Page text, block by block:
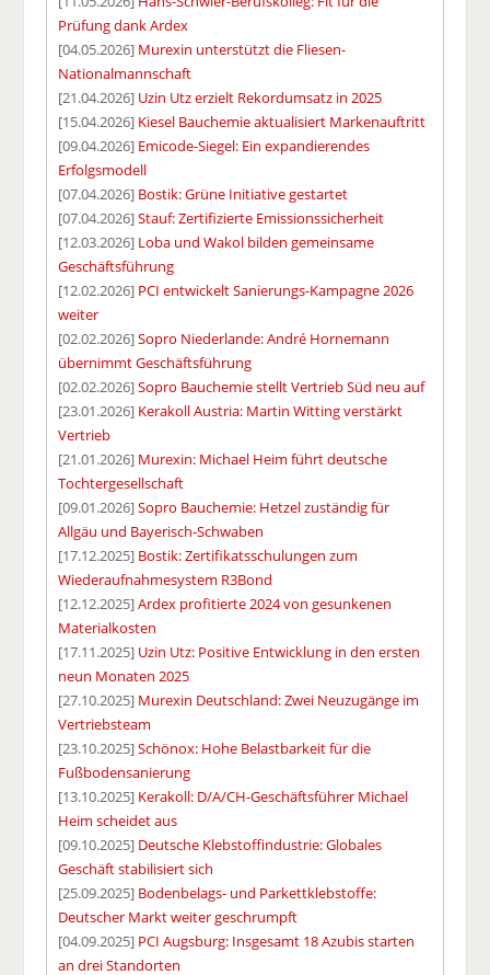
Prüfung dank Ardex
[04.05.2026] Murexin unterstützt die Fliesen-
Nationalmannschaft
[21.04.2026] Uzin Utz erzielt Rekordumsatz in 2025
[15.04.2026] Kiesel Bauchemie aktualisiert Markenauftritt
[09.04.2026] Emicode-Siegel: Ein expandierendes
Erfolgsmodell
[07.04.2026] Bostik: Grüne Initiative gestartet
[07.04.2026]Stauf: Zertifizierte Emissionssicherheit
[12.03.2026] Loba und Wakol bilden gemeinsame
Geschäftsführung
[12.02.2026] PCI entwickelt Sanierungs-Kampagne 2026
weiter
[02.02.2026]Sopro Niederlande: André Hornemann
übernimmt Geschäftsführung
[02.02.2026]Sopro Bauchemie stellt Vertrieb Süd neu auf
[23.01.2026] Kerakoll Austria: Martin Witting verstärkt
Vertrieb
[21.01.2026] Murexin: Michael Heim führt deutsche
Tochtergesellschaft
[09.01.2026]Sopro Bauchemie: Hetzel zuständig für
Allgäu und Bayerisch-Schwaben
[17.12.2025] Bostik: Zertifikatsschulungen zum
Wiederaufnahmesystem R3Bond
[12.12.2025]Ardex profitierte 2024 von gesunkenen
Materialkosten
[17.11.2025] Uzin Utz: Positive Entwicklung in den ersten
neun Monaten 2025
[27.10.2025] Murexin Deutschland: Zwei Neuzugänge im
Vertriebsteam
[23.10.2025]Schönox: Hohe Belastbarkeit für die
Fußbodensanierung
[13.10.2025] Kerakoll: D/A/CH-Geschäftsführer Michael
Heim scheidet aus
[09.10.2025] Deutsche Klebstoffindustrie: Globales
Geschäft stabilisiert sich
[25.09.2025] Bodenbelags- und Parkettklebstoffe:
Deutscher Markt weiter geschrumpft
[04.09.2025] PCI Augsburg: Insgesamt 18 Azubis starten
an drei Standorten